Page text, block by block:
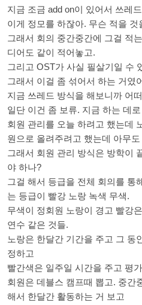
지금 조금 add on이 있어서 쓰레
이게 정모를 하잖아. 무슨 적을
그래서 회의 중간중간에 그걸 적
디어도 같이 적어놓고.
그리고 OST가 사실 필살기일 수
그래서 이걸 좀 섞어서 하는 거였
지금 쓰레드 방식을 해보니까 어
일단 이건 좀 보류. 지금 하는 데로
회원 관리를 오늘 하려고 했는데
원으로 올려주려고 했는데 아무도
그래서 회원 관리 방식은 방학이
야 하나?
그걸 해서 등급을 전체 회의를 통
는 등급이 빨강 노랑 녹색 무색.
무색이 정회원 노랑이 경고 빨강
연수 같은 것들.
노랑은 한달간 기간을 주고 그 동
정하고
빨간색은 일주일 시간을 주고 평
회원은 데블스 캠프때 뽑고. 중간
해서 한달간 활동하는 거 보고